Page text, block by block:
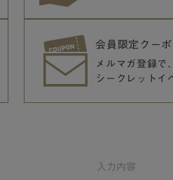
会員限定クーポ
メルマガ登録で
シークレットイ
入力 内容